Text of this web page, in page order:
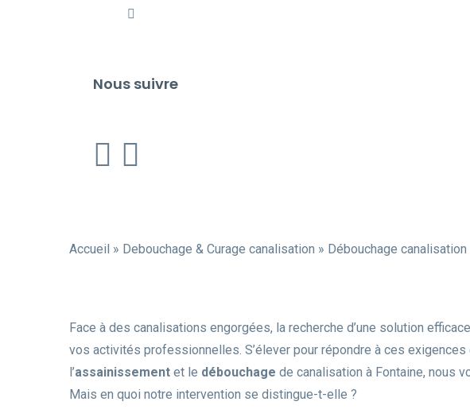
Nous suivre
Accueil » Debouchage & Curage canalisation » Débouchage
Face à des canalisations engorgées, la recherche d’une solution
vos activités professionnelles. S’élever pour répondre à ces
l’assainissement et le débouchage de canalisation à Fontaine, nous
Mais en quoi notre intervention se distingue-t-elle ?